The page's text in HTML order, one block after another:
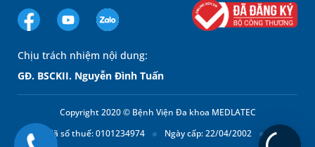
Chịu trách nhiệm nội dung:
GĐ. BSCKII. Nguyễn Đình Tuấn
Copyright 2020 © Bệnh Viện Đa khoa MEDLATEC
Mã số thuế: 0101234974
Ngày cấp: 22/04/2002